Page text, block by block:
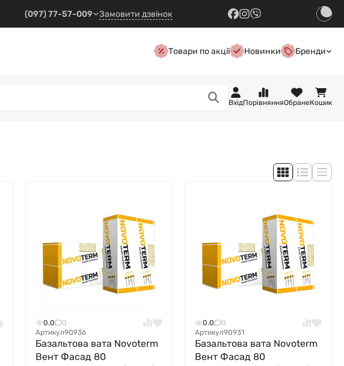
(097) 77-57-009 Замовити дзвінок
Товари по акції Новинки Бренди
ВхідПорівнянняОбранеКошик
0.0
0
Артикул90936
Базальтова вата Novoterm
Вент Фасад 80
0.0
0
Артикул90931
Базальтова вата Novoterm
Вент Фасад 80